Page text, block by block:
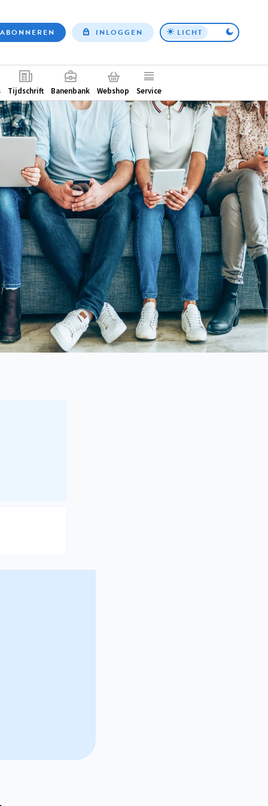
Top
ABONNEREN INLOGGEN LICHT
Tijdschrift Banenbank Webshop Service